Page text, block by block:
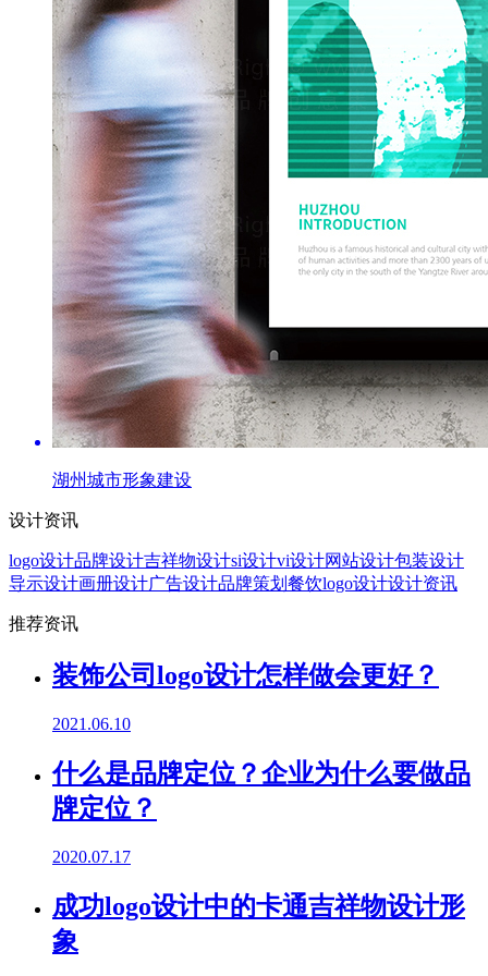
湖州城市形象建设
设计资讯
logo设计品牌设计吉祥物设计si设计vi设计网站设计包装设计
导示设计画册设计广告设计品牌策划 餐饮logo设计设计资讯
推荐资讯
装饰公司logo设计怎样做会更好？
2021.06.10
什么是品牌定位？企业为什么要做品
牌定位？
2020.07.17
成功logo设计中的卡通吉祥物设计形
象